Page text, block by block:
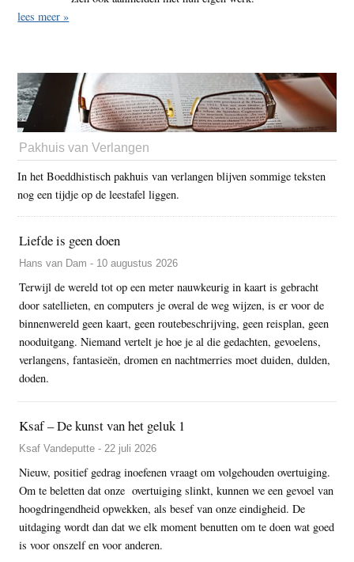
lees meer »
Pakhuis van Verlangen
In het Boeddhistisch pakhuis van verlangen blijven sommige teksten
nog een tijdje op de leestafel liggen.
Liefde is geen doen
Hans van Dam - 10 augustus 2026
Terwijl de wereld tot op een meter nauwkeurig in kaart is gebracht
door satellieten, en computers je overal de weg wijzen, is er voor de
binnenwereld geen kaart, geen routebeschrijving, geen reisplan, geen
nooduitgang. Niemand vertelt je hoe je al die gedachten, gevoelens,
verlangens, fantasieën, dromen en nachtmerries moet duiden, dulden,
doden.
Ksaf – De kunst van het geluk 1
Ksaf Vandeputte - 22 juli 2026
Nieuw, positief gedrag inoefenen vraagt om volgehouden overtuiging.
Om te beletten dat onze overtuiging slinkt, kunnen we een gevoel van
hoogdringendheid opwekken, als besef van onze eindigheid. De
uitdaging wordt dan dat we elk moment benutten om te doen wat goed
is voor onszelf en voor anderen.